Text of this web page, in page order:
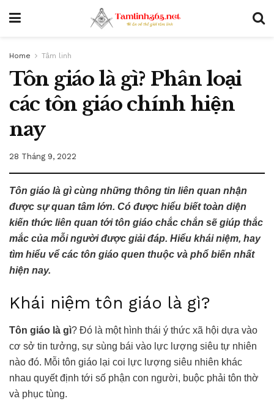
Home Tâm linh
Tôn giáo là gì? Phân loại
các tôn giáo chính hiện
nay
28 Tháng 9, 2022
Tôn giáo là gì cùng những thông tin liên quan nhận
được sự quan tâm lớn. Có được hiểu biết toàn diện
kiến thức liên quan tới tôn giáo chắc chắn sẽ giúp thắc
mắc của mỗi người được giải đáp. Hiểu khái niệm, hay
tìm hiểu vể các tôn giáo quen thuộc và phổ biến nhất
hiện nay.
Khái niệm tôn giáo là gì?
Tôn giáo là gì? Đó là một hình thái ý thức xã hội dựa vào
cơ sở tin tưởng, sự sùng bái vào lực lượng siêu tự nhiên
nào đó. Mỗi tôn giáo lại coi lực lượng siêu nhiên khác
nhau quyết định tới số phận con người, buộc phải tôn thờ
và phục tùng.